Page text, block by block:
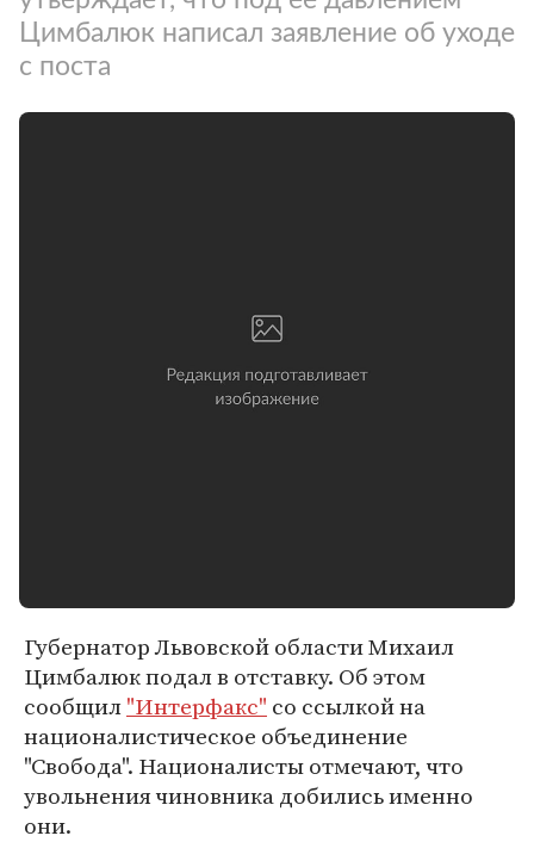
Цимбалюк написал заявление об уходе
с поста
Губернатор Львовской области Михаил
Цимбалюк подал в отставку. Об этом
сообщил"Интерфакс" со ссылкой на
националистическое объединение
"Свобода". Националисты отмечают, что
увольнения чиновника добились именно
они.